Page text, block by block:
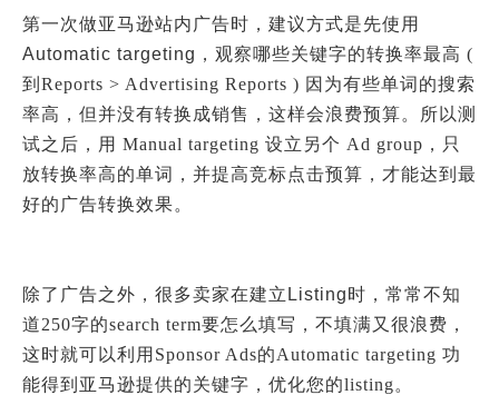
第一次做亚马逊站内广告时，建议方式是先使用
Automatic targeting ，观察哪些关键字的转换率最高 (
到Reports > Advertising Reports ) 因为有些单词的搜索
率高，但并没有转换成销售，这样会浪费预算。所以测
试之后，用 Manual targeting 设立另个 Ad group，只
放转换率高的单词，并提高竞标点击预算，才能达到最
好的广告转换效果。
除了广告之外，很多卖家在建立Listing时，常常不知
道250字的search term要怎么填写，不填满又很浪费，
这时就可以利用Sponsor Ads的Automatic targeting 功
能得到亚马逊提供的关键字，优化您的listing。